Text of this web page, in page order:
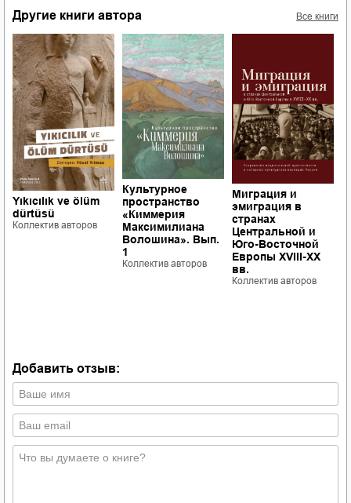
Другие книги автора Все книги
Yıkıcılık ve ölüm
dürtüsü
Коллектив авторов
Культурное
пространство
«Киммерия
Максимилиана
Волошина». Вып.
1
Коллектив авторов
Миграция и
эмиграция в
странах
Центральной и
Юго-Восточной
Европы XVIII-XX
вв.
Коллектив авторов
Добавить отзыв: